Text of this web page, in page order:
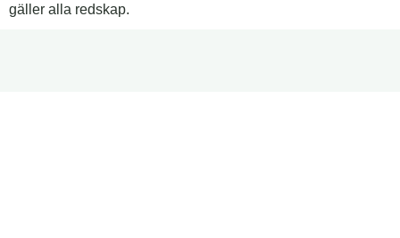
gäller alla redskap.